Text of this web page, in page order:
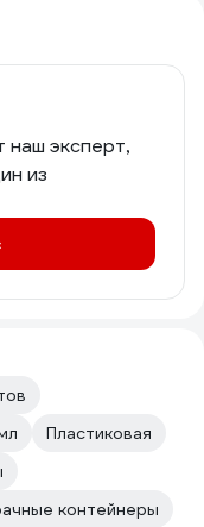
наш эксперт,
из
Пластиковая
контейнеры